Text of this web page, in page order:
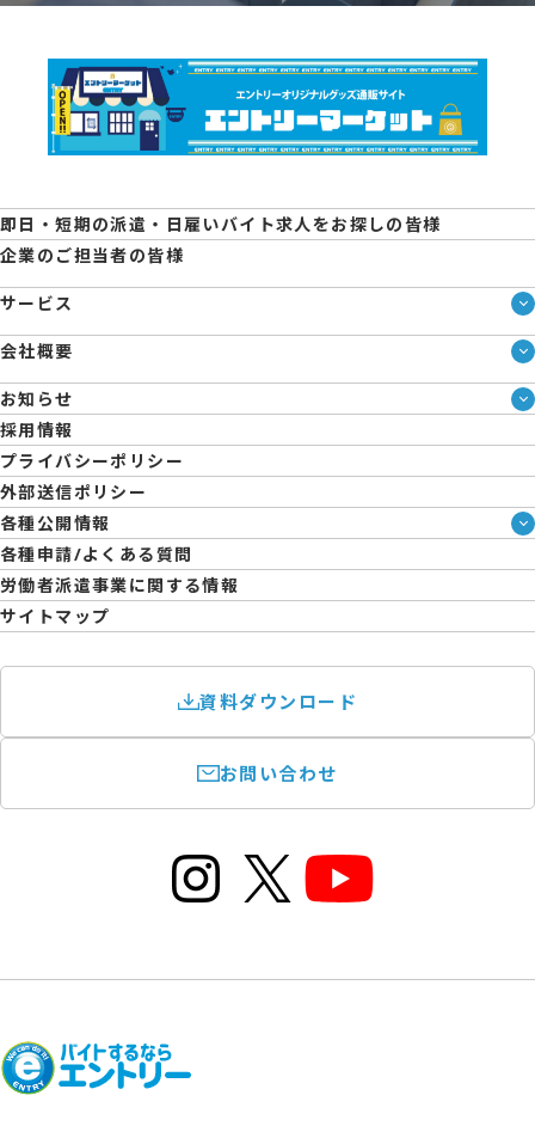
即日・短期の派遣・日雇いバイト求人をお探しの皆様
企業のご担当者の皆様
サービス
サービス一覧
即日・単発のバイト探しは「スマジョブ」
エントリーマーケット
会社概要
会社概要
メディア情報
人材派遣について
コーポレートガバナンス
拠点一覧
日雇派遣の原則禁止について
エントリーのサポートについて
お知らせ
ブログ
企業様向けお役立ちブログ
採用情報
プライバシーポリシー
外部送信ポリシー
各種公開情報
ハラスメント防止・対策方針
育児休業取得率および職場復帰率報告書
各種申請/よくある質問
労働者派遣事業に関する情報
サイトマップ
資料ダウンロード
お問い合わせ